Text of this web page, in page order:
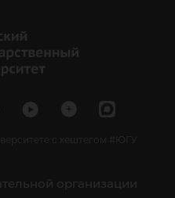
с хештегом #ЮГУ
организации